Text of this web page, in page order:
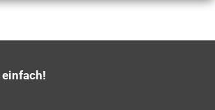
einfach!